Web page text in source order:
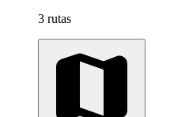
3 rutas